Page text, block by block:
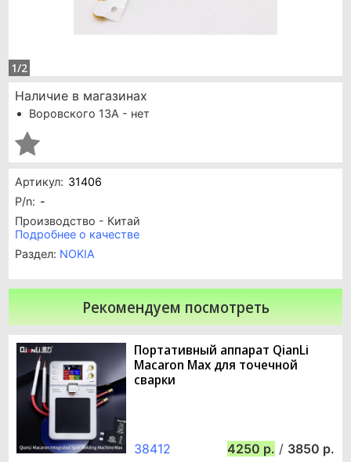
1/2
Артикул: 31406
P/n: -
Производство - Китай
Подробнее о качестве
Раздел: NOKIA
Наличие в магазинах
Воровского 13А - нет
Рекомендуем посмотреть
Портативный аппарат QianLi
Macaron Max для точечной
сварки
38412 4250 / 3850